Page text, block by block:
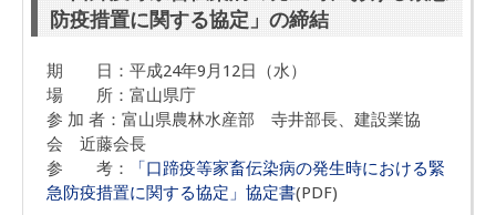
防疫措置に関する協定」の締結
期 日：平成24年9月12日（水）
場 所：富山県庁
参 加 者：富山県農林水産部 寺井部長、建設業協
会 近藤会長
参 考：
「口蹄疫等家畜伝染病の発生時における緊
急防疫措置に関する協定」協定書(PDF)